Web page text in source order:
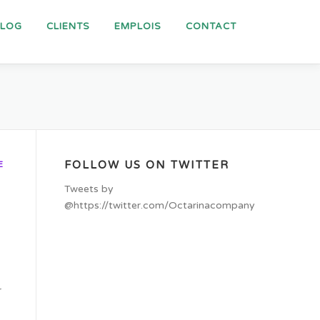
CLIENTS EMPLOIS CONTACT
FOLLOW US ON TWITTER
Tweets by
@https://twitter.com/Octarinacompany